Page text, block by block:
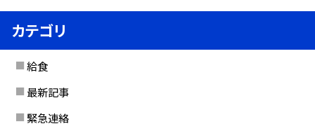
カテゴリ
給食
最新記事
緊急連絡